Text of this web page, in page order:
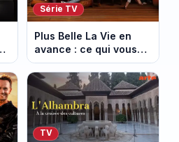
Série TV
Plus Belle La Vie en
avance : ce qui vous
attend la semaine du
10 au 14 août 2026
(spoiler)
TV